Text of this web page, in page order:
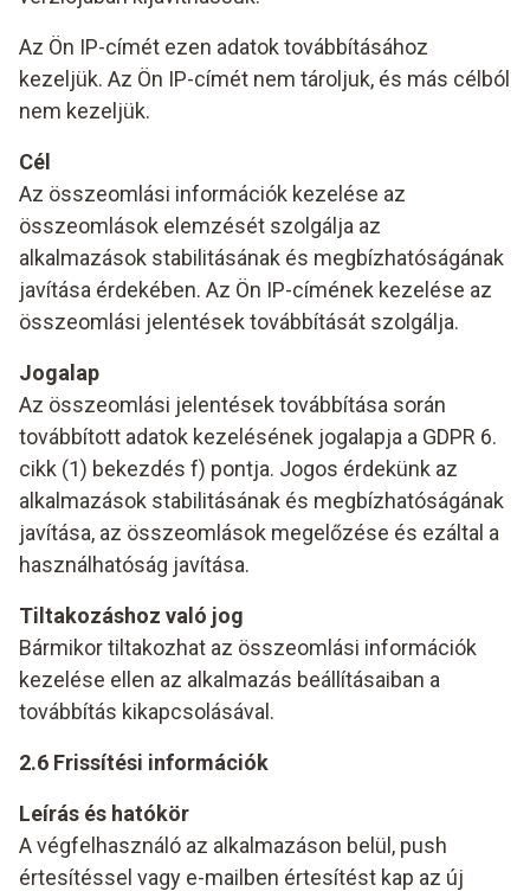
Az Ön IP-címét ezen adatok továbbításához
kezeljük. Az Ön IP-címét nem tároljuk, és más célból
nem kezeljük.
Cél
Az összeomlási információk kezelése az
összeomlások elemzését szolgálja az
alkalmazások stabilitásának és megbízhatóságának
javítása érdekében. Az Ön IP-címének kezelése az
összeomlási jelentések továbbítását szolgálja.
Jogalap
Az összeomlási jelentések továbbítása során
továbbított adatok kezelésének jogalapja a GDPR 6.
cikk (1) bekezdés f) pontja. Jogos érdekünk az
alkalmazások stabilitásának és megbízhatóságának
javítása, az összeomlások megelőzése és ezáltal a
használhatóság javítása.
Tiltakozáshoz való jog
Bármikor tiltakozhat az összeomlási információk
kezelése ellen az alkalmazás beállításaiban a
továbbítás kikapcsolásával.
2.6 Frissítési információk
Leírás és hatókör
A végfelhasználó az alkalmazáson belül, push
értesítéssel vagy e-mailben értesítést kap az új